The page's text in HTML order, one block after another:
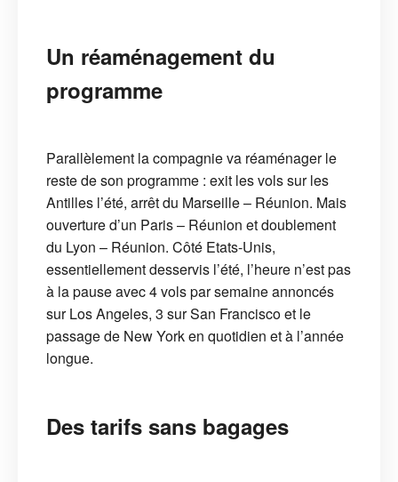
Un réaménagement du
programme
Parallèlement la compagnie va réaménager le
reste de son programme : exit les vols sur les
Antilles l’été, arrêt du Marseille – Réunion. Mais
ouverture d’un Paris – Réunion et doublement
du Lyon – Réunion. Côté Etats-Unis,
essentiellement desservis l’été, l’heure n’est pas
à la pause avec 4 vols par semaine annoncés
sur Los Angeles, 3 sur San Francisco et le
passage de New York en quotidien et à l’année
longue.
Des tarifs sans bagages